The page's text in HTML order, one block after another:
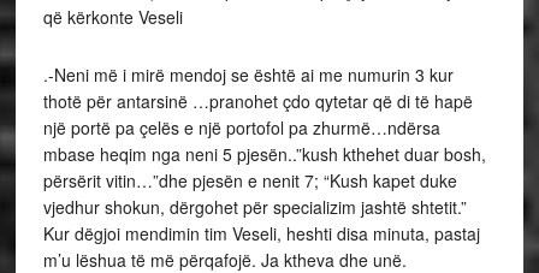
që kërkonte Veseli
.-Neni më i mirë mendoj se është ai me numurin 3 kur
thotë për antarsinë …pranohet çdo qytetar që di të hapë
një portë pa çelës e një portofol pa zhurmë…ndërsa
mbase heqim nga neni 5 pjesën..”kush kthehet duar bosh,
përsërit vitin…”dhe pjesën e nenit 7; “Kush kapet duke
vjedhur shokun, dërgohet për specializim jashtë shtetit.”
Kur dëgjoi mendimin tim Veseli, heshti disa minuta, pastaj
m’u lëshua të më përqafojë. Ja ktheva dhe unë.